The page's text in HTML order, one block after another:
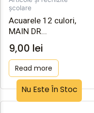
școlare
Acuarele 12 culori,
MAIN DR...
9,00 lei
Read more
Nu Este În Stoc